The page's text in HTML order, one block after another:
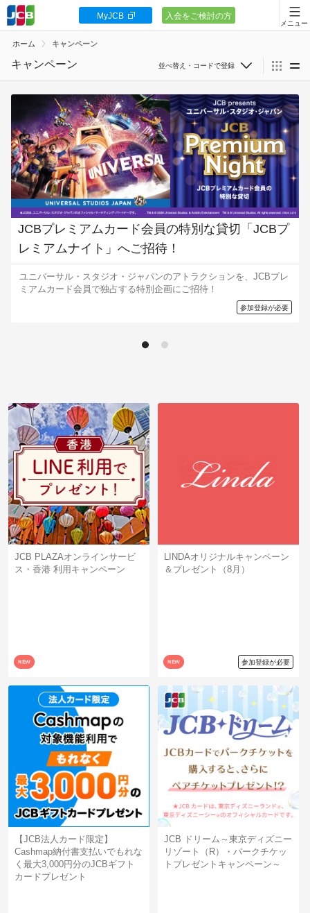
会員向け情報
JCBカードの基本
キャンペーン
ポイント・優待
安全・安心
お客様サポート
カードローン
企業サイト
入会をご検討の方
MyJCB
ホーム キャンペーン
キャンペーン サム
開始日が新しい順
締切が近い順
賞品で並べ替え
ポイント
キャッシュバック
割引
ギフトカード
その他賞品
特徴で並べ替え
JCBプレミアムカード会員の特別な貸切「JCBプ
レミアムナイト」へご招待！
ユニバーサル・スタジオ・ジャパンのアトラクションを、JCBプレ
ミアムカード会員で独占する特別企画にご招待！
参加登録が必要
JCB PLAZAオンラインサービ
ス・香港 利用キャンペーン
【JCB法人カード限定】
Cashmap納付書支払いでもれな
く最大3,000円分のJCBギフト
カードプレゼント
LINDAオリジナルキャンペーン
＆プレゼント（8月）
参加登録が必要
JCB ドリーム～東京ディズニー
リゾート（R）・パークチケッ
トプレゼントキャンペーン～